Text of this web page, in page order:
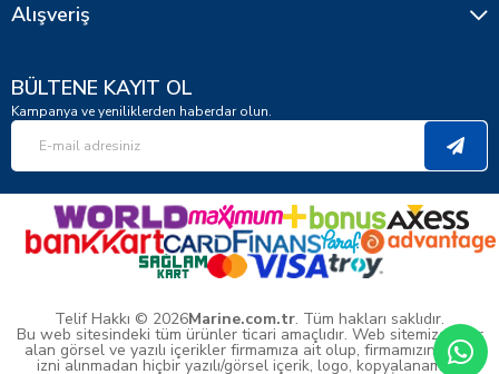
Alışveriş
BÜLTENE KAYIT OL
Kampanya ve yeniliklerden haberdar olun.
Telif Hakkı © 2026Marine.com.tr. Tüm hakları saklıdır.
Bu web sitesindeki tüm ürünler ticari amaçlıdır. Web sitemizde yer
alan görsel ve yazılı içerikler firmamıza ait olup, firmamızın yazılı
izni alınmadan hiçbir yazılı/görsel içerik, logo, kopyalanamaz,